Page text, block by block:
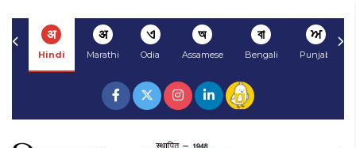
अ
Hindi
अ
Marathi
ଏ
Odia
অ
Assamese
বা
Bengali
ਅ
Punjabi